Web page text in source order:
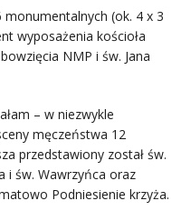
(ok. 4 x 3
wyposażenia kościoła
NMP i św. Jana
– w niezwykle
męczeństwa 12
przedstawiony został św.
i św. Wawrzyńca oraz
Podniesienie krzyża.